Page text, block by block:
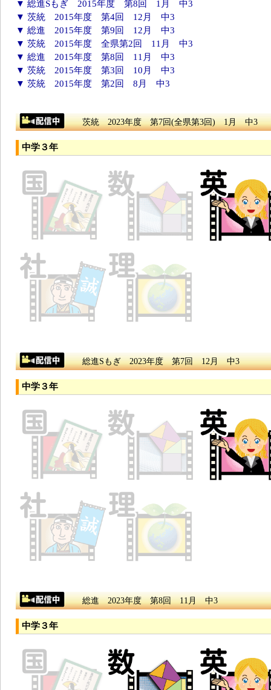
▼ 総進Sもぎ 2015年度 第8回 1月 中3
▼ 茨統 2015年度 第4回 12月 中3
▼ 総進 2015年度 第9回 12月 中3
▼ 茨統 2015年度 全県第2回 11月 中3
▼ 総進 2015年度 第8回 11月 中3
▼ 茨統 2015年度 第3回 10月 中3
▼ 茨統 2015年度 第2回 8月 中3
茨統 2023年度 第7回(全県第3回) 1月 中3
中学３年
総進Sもぎ 2023年度 第7回 12月 中3
中学３年
総進 2023年度 第8回 11月 中3
中学３年